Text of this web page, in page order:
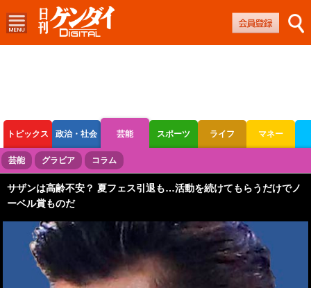
トピックス 政治・社会 芸能 スポーツ ライフ マネー
ボートレース 競輪 オートレース
芸能 グラビア コラム
サザンは高齢不安？ 夏フェス引退も…活動を続けてもらうだけでノ
ーベル賞ものだ